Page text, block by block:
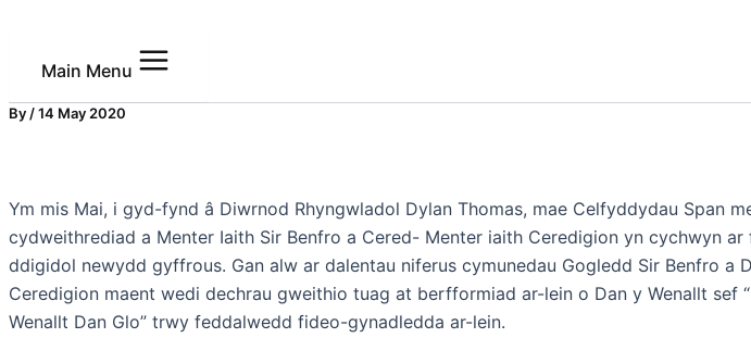
Main Menu
By /14 May 2020
Ym mis Mai, i gyd-fynd â Diwrnod Rhyngwladol Dylan Thomas, mae Celfyddydau Span
cydweithrediad a Menter Iaith Sir Benfro a Cered- Menter iaith Ceredigion yn cychwyn ar
ddigidol newydd gyffrous. Gan alw ar dalentau niferus cymunedau Gogledd Sir Benfro a
Ceredigion maent wedi dechrau gweithio tuag at berfformiad ar-lein o Dan y Wenallt sef
Wenallt Dan Glo” trwy feddalwedd fideo-gynadledda ar-lein.